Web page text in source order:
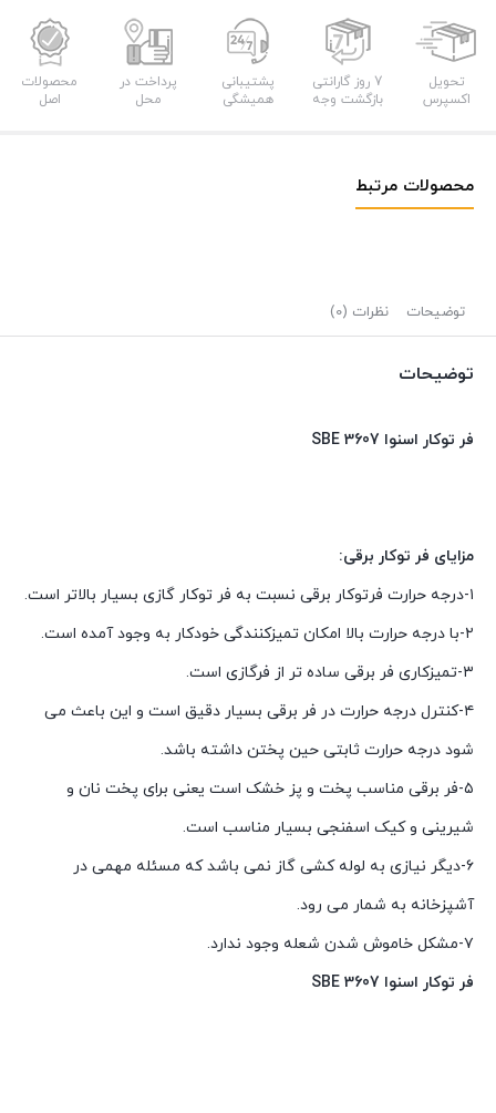
تحویل
اکسپرس
7 روز گارانتی
بازگشت وجه
پشتیبانی
همیشگی
پرداخت در
محل
محصولات
اصل
محصولات مرتبط
توضیحات نظرات (0)
توضیحات
فر توکار اسنوا SBE 3607
مزایای فر توکار برقی:
۱-درجه حرارت فرتوکار برقی نسبت به فر توکار گازی بسیار بالاتر است.
۲-با درجه حرارت بالا امکان تمیزکنندگی خودکار به وجود آمده است.
۳-تمیزکاری فر برقی ساده تر از فرگازی است.
۴-کنترل درجه حرارت در فر برقی بسیار دقیق است و این باعث می
شود درجه حرارت ثابتی حین پختن داشته باشد.
۵-فر برقی مناسب پخت و پز خشک است یعنی برای پخت نان و
شیرینی و کیک اسفنجی بسیار مناسب است.
۶-دیگر نیازی به لوله کشی گاز نمی باشد که مسئله مهمی در
آشپزخانه به شمار می رود.
۷-مشکل خاموش شدن شعله وجود ندارد.
فر توکار اسنوا SBE 3607